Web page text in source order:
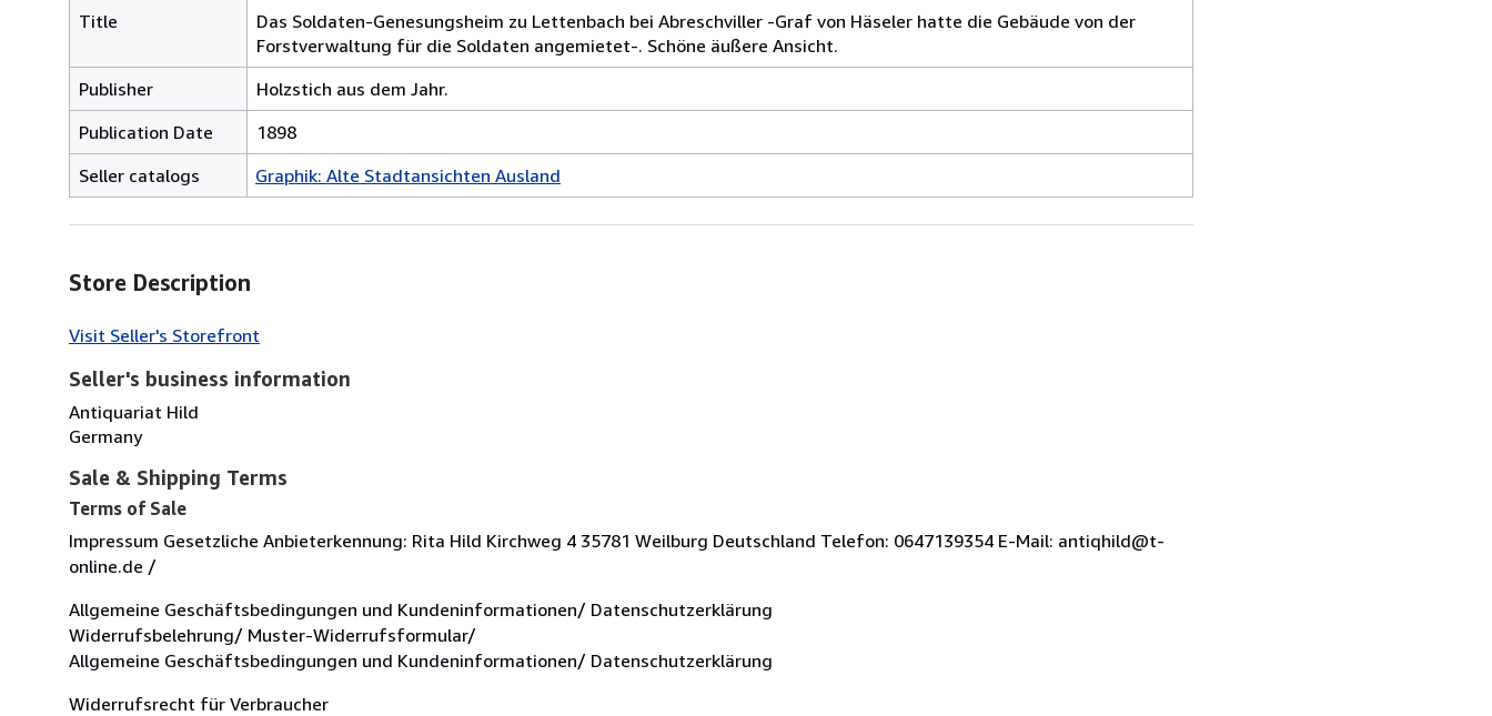
Title
Das Soldaten-Genesungsheim zu Lettenbach bei Abreschviller -Graf von Häseler hatte die Gebäude von der
Forstverwaltung für die Soldaten angemietet-. Schöne äußere Ansicht.
Publisher
Holzstich aus dem Jahr.
Publication Date
1898
Seller catalogs
Graphik: Alte Stadtansichten Ausland
Store Description
Visit Seller's Storefront
Seller's business information
Antiquariat Hild
Germany
Sale & Shipping Terms
Terms of Sale
Impressum Gesetzliche Anbieterkennung: Rita Hild Kirchweg 4 35781 Weilburg Deutschland Telefon: 0647139354 E-Mail: antiqhild@t-
online.de /
Allgemeine Geschäftsbedingungen und Kundeninformationen/ Datenschutzerklärung
Widerrufsbelehrung/ Muster-Widerrufsformular/
Allgemeine Geschäftsbedingungen und Kundeninformationen/ Datenschutzerklärung
Widerrufsrecht für Verbraucher